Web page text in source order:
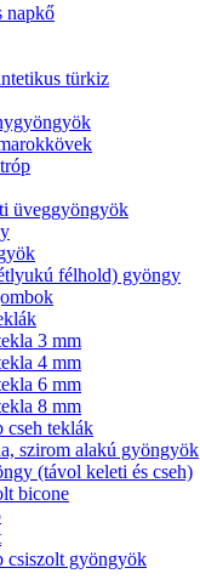
napkő
türkiz
üveggyöngyök
félhold) gyöngy
3 mm
4 mm
6 mm
8 mm
cseh teklák
szirom alakú gyöngyök
(távol keleti és cseh)
bicone
csiszolt gyöngyök